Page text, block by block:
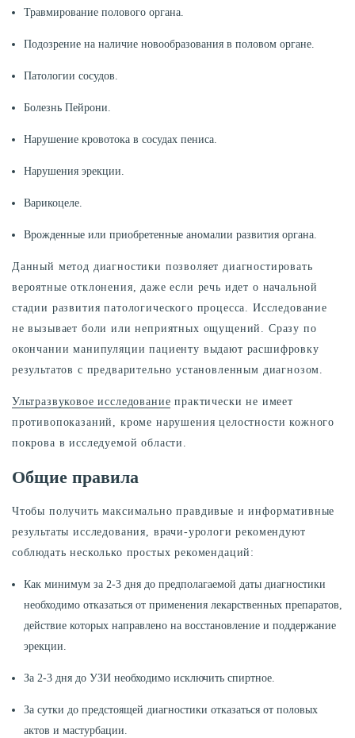
Травмирование полового органа.
Подозрение на наличие новообразования в половом органе.
Патологии сосудов.
Болезнь Пейрони.
Нарушение кровотока в сосудах пениса.
Нарушения эрекции.
Варикоцеле.
Врожденные или приобретенные аномалии развития органа.
Данный метод диагностики позволяет диагностировать
вероятные отклонения, даже если речь идет о начальной
стадии развития патологического процесса. Исследование
не вызывает боли или неприятных ощущений. Сразу по
окончании манипуляции пациенту выдают расшифровку
результатов с предварительно установленным диагнозом.
Ультразвуковое исследование практически не имеет
противопоказаний, кроме нарушения целостности кожного
покрова в исследуемой области.
Общие правила
Чтобы получить максимально правдивые и информативные
результаты исследования, врачи-урологи рекомендуют
соблюдать несколько простых рекомендаций:
Как минимум за 2-3 дня до предполагаемой даты диагностики
необходимо отказаться от применения лекарственных препаратов,
действие которых направлено на восстановление и поддержание
эрекции.
За 2-3 дня до УЗИ необходимо исключить спиртное.
За сутки до предстоящей диагностики отказаться от половых
актов и мастурбации.